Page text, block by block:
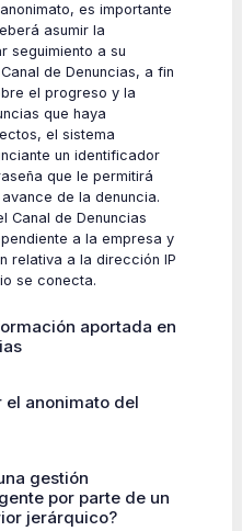
es importante
asumir la
seguimiento a su
de Denuncias, a fin
el progreso y la
que haya
el sistema
un identificador
que le permitir
de la denuncia.
Canal de Denuncias
a la empresa y
relativa a la dirección IP
se conecta.
aportada en
el anonimato del
gestión
por parte de un
jerárquico?